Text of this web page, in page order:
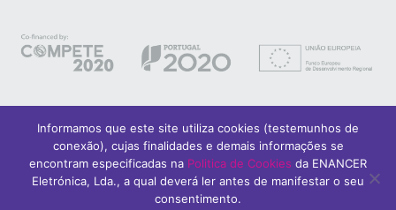
© 2018 Only Smart Buildings. Design by YOUNIK® |Privacy Policy
Informamos que este site utiliza cookies (testemunhos de
conexão), cujas finalidades e demais informações se
encontram especificadas na Politica de Cookies da ENANCER
Eletrónica, Lda., a qual deverá ler antes de manifestar o seu
consentimento.